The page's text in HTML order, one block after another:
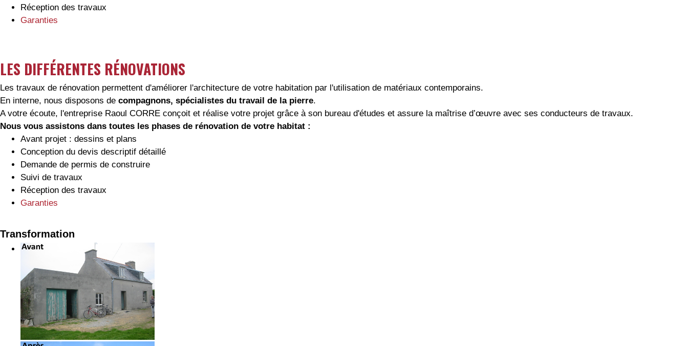
Réception des travaux
Garanties
LES DIFFÉRENTES RÉNOVATIONS
Les travaux de rénovation permettent d'améliorer l'architecture de votre habitation par l'utilisation de matériaux contemporains.
En interne, nous disposons de compagnons, spécialistes du travail de la pierre.
A votre écoute, l'entreprise Raoul CORRE conçoit et réalise votre projet grâce à son bureau d'études et assure la maîtrise d’œuvre avec ses conducteurs de travaux.
Nous vous assistons dans toutes les phases de rénovation de votre habitat :
Avant projet : dessins et plans
Conception du devis descriptif détaillé
Demande de permis de construire
Suivi de travaux
Réception des travaux
Garanties
Transformation